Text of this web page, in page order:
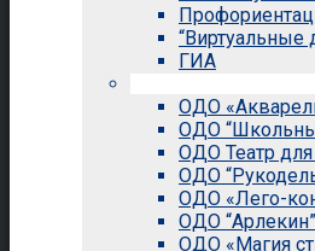
“Виртуальные
ГИА
ОДО
ОДО
ОДО Театр для
ОДО
ОДО «Лего-
ОДО “Арлекин”
ОДО «Магия